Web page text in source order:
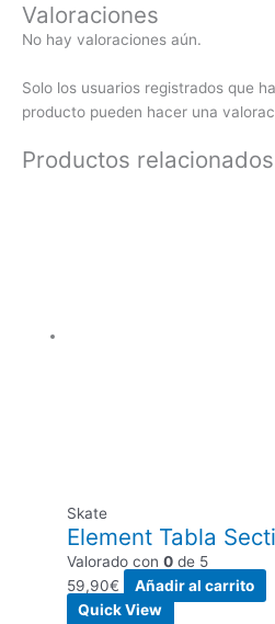
Valoraciones
No hay valoraciones aún.
Solo los usuarios registrados que
producto pueden hacer una
Productos relacionados
Skate
Element Tabla
Valorado con0 de 5
59,90€
Añadir al carrito
Quick View